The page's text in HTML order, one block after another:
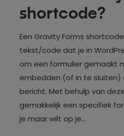
met
en
tijdstip
shortcode?
Een Gravity Forms
tekst/code dat je in
om een formulier gemaakt
embedden (of in te sluiten)
bericht. Met behulp van
gemakkelijk een specifiek
je maar wilt op je...